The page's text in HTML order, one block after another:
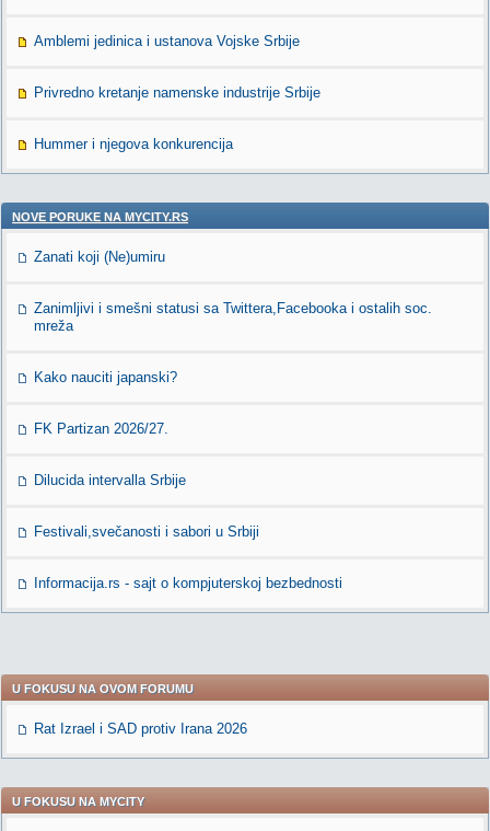
Amblemi jedinica i ustanova Vojske Srbije
Privredno kretanje namenske industrije Srbije
Hummer i njegova konkurencija
NOVE PORUKE NA MYCITY.RS
Zanati koji (Ne)umiru
Zanimljivi i smešni statusi sa Twittera,Facebooka i ostalih soc.
mreža
Kako nauciti japanski?
FK Partizan 2026/27.
Dilucida intervalla Srbije
Festivali,svečanosti i sabori u Srbiji
Informacija.rs - sajt o kompjuterskoj bezbednosti
U FOKUSU NA OVOM FORUMU
Rat Izrael i SAD protiv Irana 2026
U FOKUSU NA MYCITY